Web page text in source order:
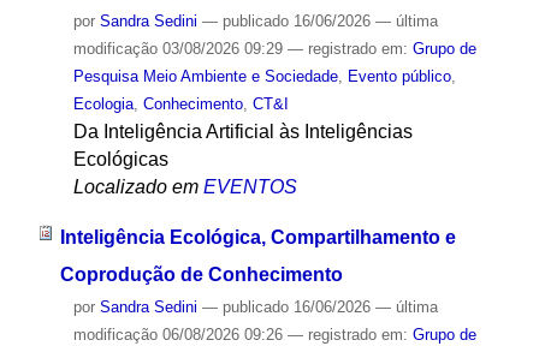
por Sandra Sedini — publicado16/06/2026 — última
modificação03/08/2026 09:29 — registrado em: Grupo de
Pesquisa Meio Ambiente e Sociedade, Evento público,
Ecologia, Conhecimento, CT&I
Da Inteligência Artificial às Inteligências
Ecológicas
Localizado em EVENTOS
Inteligência Ecológica, Compartilhamento e
Coprodução de Conhecimento
por Sandra Sedini — publicado16/06/2026 — última
modificação06/08/2026 09:26 — registrado em: Grupo de